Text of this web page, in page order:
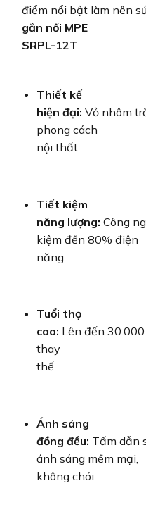
điểm nổi bật làm nên
gắn nổi MPE
SRPL-12T:
Thiết kế
hiện đại: Vỏ nhôm
phong cách
nội thất
Tiết kiệm
năng lượng: Công
kiệm đến 80% điện
năng
Tuổi thọ
cao: Lên đến
thay
thế
Ánh sáng
đồng đều: Tấm dẫn
ánh sáng mềm mại,
không chói